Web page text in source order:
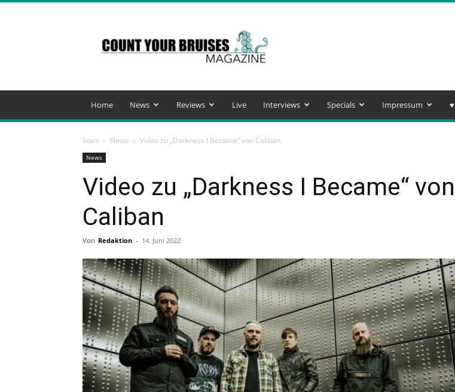
Your
Bruises
Magazine
Home News Reviews Live Interviews Specials Impressum ♥️
Start News Video zu „Darkness I Became“ von Caliban
News
Video zu „Darkness I Became“ von
Caliban
Von Redaktion - 14. Juni 2022